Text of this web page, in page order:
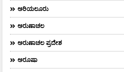
ಅರಿಯಲೂರು
ಅರುಣಾಚಲ
ಅರುಣಾಚಲ ಪ್ರದೇಶ
ಅರೂಷಾ